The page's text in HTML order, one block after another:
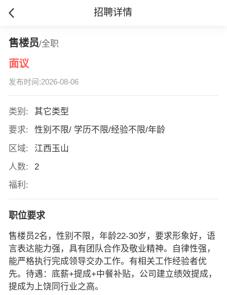
招聘详情
售楼员/全职
面议
发布时间:2026-08-06
类别:
其它类型
要求:
性别不限/ 学历不限/经验不限/年龄
区域:
江西玉山
人数:
2
福利:
职位要求
售楼员2名，性别不限，年龄22-30岁，要求形象好，语
言表达能力强，具有团队合作及敬业精神。自律性强，
能严格执行完成领导交办工作。有相关工作经验者优
先。待遇：底薪+提成+中餐补贴，公司建立绩效提成，
提成为上饶同行业之高。